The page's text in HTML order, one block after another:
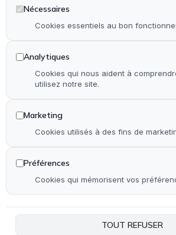
Installation & rénovation de salle de bain
Installation & rénovation de cuisine
Pose de terrasse & contour de piscine en bois
Pose de parquet (stratifié, PVC et bois)
Autre
Accueil
Qui suis-je ?
Nécessaires
Cookies essentiels au bon
Analytiques
Cookies qui nous aident à
utilisez notre site.
Marketing
Cookies utilisés à des fins de
Préférences
Cookies qui mémorisent vos
TOUT REFUSER